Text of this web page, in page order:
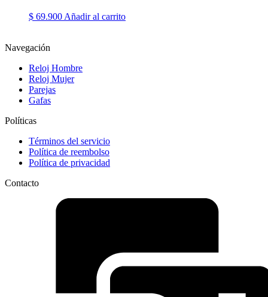
$ 69.900 Añadir al carrito
Navegación
Reloj Hombre
Reloj Mujer
Parejas
Gafas
Políticas
Términos del servicio
Política de reembolso
Política de privacidad
Contacto